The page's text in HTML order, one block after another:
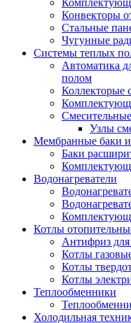
Конвекторы
Стальные
Чугунные
Системы теплых
Автоматика
полом
Коллекторые
Узлы
Мембранные баки и
Баки
Водонагреватели
Котлы
Антифриз для
Котлы
Котлы
Котлы
Теплообменники
Холодильная